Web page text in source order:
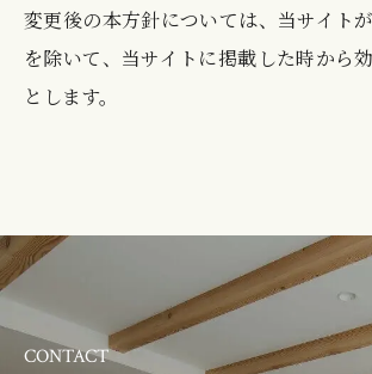
変更後の本方針については、当サイト
を除いて、当サイトに掲載した時から
とします。
CONTACT